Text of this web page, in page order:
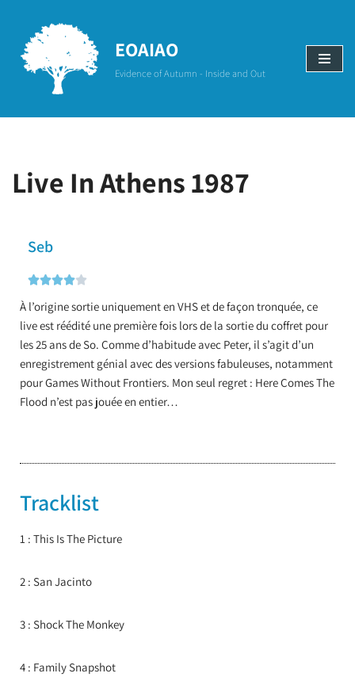
Aller
au
contenu
EOAIAO
Evidence of Autumn - Inside and Out
Live In Athens 1987
Seb

À l’origine sortie uniquement en VHS et de façon tronquée, ce
live est réédité une première fois lors de la sortie du coffret pour
les 25 ans de So. Comme d’habitude avec Peter, il s’agit d’un
enregistrement génial avec des versions fabuleuses, notamment
pour Games Without Frontiers. Mon seul regret : Here Comes The
Flood n’est pas jouée en entier…
Tracklist
1 : This Is The Picture
2 : San Jacinto
3 : Shock The Monkey
4 : Family Snapshot